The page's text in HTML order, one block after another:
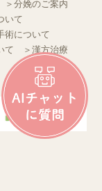
＞分娩のご案内
いて
術について
て
＞漢方治療